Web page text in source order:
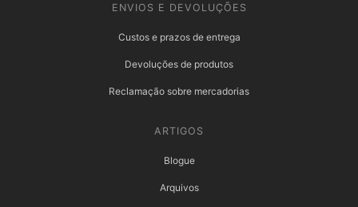
ENVIOS E DEVOLUÇÕES
Custos e prazos de entrega
Devoluções de produtos
Reclamação sobre mercadorias
ARTIGOS
Blogue
Arquivos